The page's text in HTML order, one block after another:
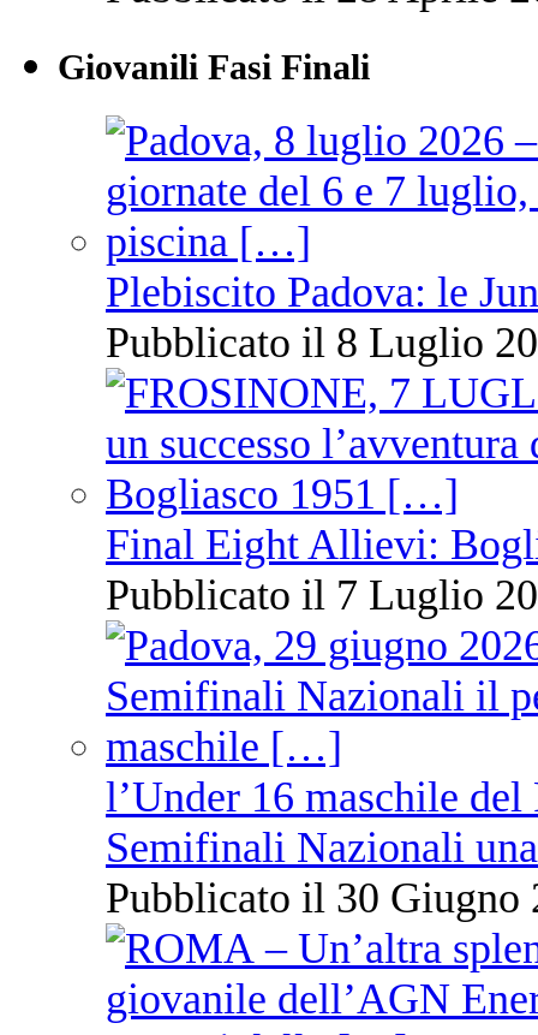
Giovanili Fasi Finali
Plebiscito Padova: le
Pubblicato il 8 Luglio
Final Eight Allievi:
Pubblicato il 7 Luglio
l’Under 16 maschile
Semifinali Nazionali
Pubblicato il 30 Giugno